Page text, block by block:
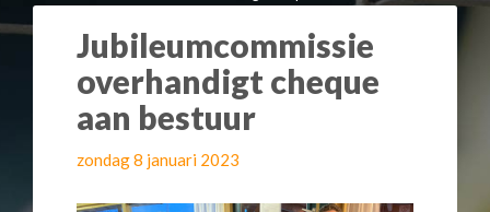
Jubileumcommissie
overhandigt cheque
aan bestuur
zondag 8 januari 2023